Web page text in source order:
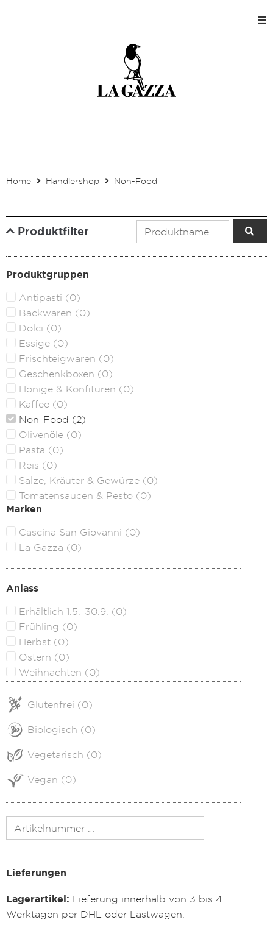
Home
Shops
Kontakt
Mein Kundenkonto
Home Händlershop Non-Food
Produktfilter
Produktgruppen
Antipasti (0)
Backwaren (0)
Dolci (0)
Essige (0)
Frischteigwaren (0)
Geschenkboxen (0)
Honige & Konfitüren (0)
Kaffee (0)
Non-Food (2)
Olivenöle (0)
Pasta (0)
Reis (0)
Salze, Kräuter & Gewürze (0)
Tomatensaucen & Pesto (0)
Marken
Cascina San Giovanni (0)
La Gazza (0)
Anlass
Erhältlich 1.5.-30.9. (0)
Frühling (0)
Herbst (0)
Ostern (0)
Weihnachten (0)
Glutenfrei (0)
Biologisch (0)
Vegetarisch (0)
Vegan (0)
Lieferungen
Lagerartikel: Lieferung innerhalb von 3 bis 4
Werktagen per DHL oder Lastwagen.